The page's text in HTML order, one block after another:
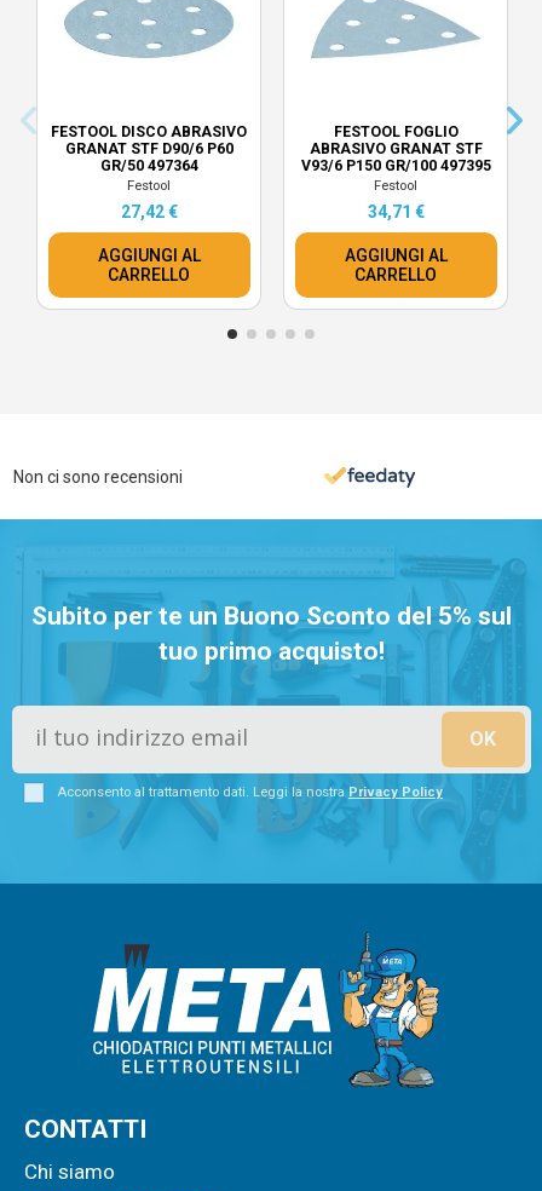
FESTOOL DISCO ABRASIVO
GRANAT STF D90/6 P60
GR/50 497364
Festool
27,42 €
AGGIUNGI AL
CARRELLO
FESTOOL FOGLIO
ABRASIVO GRANAT STF
V93/6 P150 GR/100 497395
Festool
34,71 €
AGGIUNGI AL
CARRELLO
Non ci sono recensioni
Subito per te un Buono Sconto del 5% sul
tuo primo acquisto!
Acconsento al trattamento dati. Leggi la nostra Privacy Policy
CONTATTI
Chi siamo